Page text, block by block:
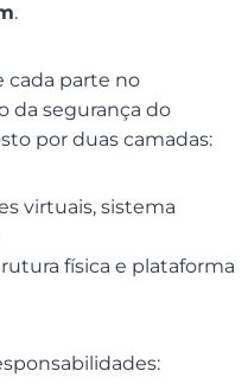
.
cada parte no
da segurança do
por duas camadas:
virtuais, sistema
física e plataforma